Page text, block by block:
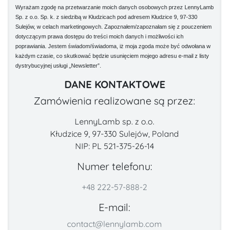
Wyrażam zgodę na przetwarzanie moich danych osobowych przez LennyLamb
Sp. z o.o. Sp. k. z siedzibą w Kłudzicach pod adresem Kłudzice 9, 97-330
Sulejów, w celach marketingowych. Zapoznałem/zapoznałam się z pouczeniem
dotyczącym prawa dostępu do treści moich danych i możliwości ich
poprawiania. Jestem świadom/świadoma, iż moja zgoda może być odwołana w
każdym czasie, co skutkować będzie usunięciem mojego adresu e-mail z listy
dystrybucyjnej usługi „Newsletter”.
DANE KONTAKTOWE
Zamówienia realizowane są przez:
LennyLamb sp. z o.o.
Kłudzice 9, 97-330 Sulejów, Poland
NIP: PL 521-375-26-14
Numer telefonu:
+48 222-57-888-2
E-mail:
contact@lennylamb.com